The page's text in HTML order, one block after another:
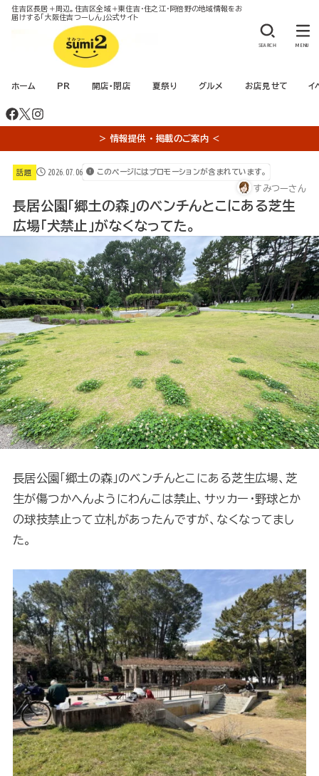
住吉区長居＋周辺。住吉区全域＋東住吉・住之江・阿倍野の地域情報をお
届けする「大阪住吉つーしん」公式サイト
ホーム PR 開店・閉店 夏祭り グルメ お店見せて イ
SEARCH MENU
＞ 情報提供 ・ 掲載のご案内 ＜
話題 2026.07.06 このページにはプロモーションが含まれています。
すみつーさん
長居公園「郷土の森」のベンチんとこにある芝生
広場「犬禁止」がなくなってた。
長居公園「郷土の森」のベンチんとこにある芝生広場、芝
生が傷つかへんようにわんこは禁止、サッカー・野球とか
の球技禁止って立札があったんですが、なくなってまし
た。